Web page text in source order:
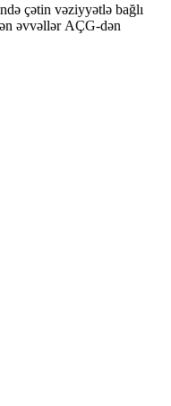
çətin vəziyyətlə bağlı
əvvəllər AÇG-dən